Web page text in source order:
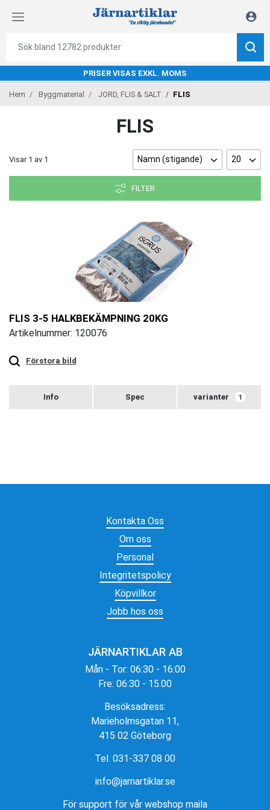
PRISER VISAS EXKL. MOMS
Hem Byggmaterial JORD, FLIS & SALT FLIS
FLIS
Visar 1 av 1 Namn (stigande) 20
FILTER
FLIS 3-5 HALKBEKÄMPNING 20KG
Artikelnummer: 120076
Förstora bild
zoom
varianter 1
Kontakta Oss
Om oss
Personal
Integritetspolicy
Köpvillkor
Jobb hos oss
JÄRNARTIKLAR AB
Mån - Tor: 06:30 - 16:00
Fre: 06:30 - 15.00
Besöksadress:
Marieholmsgatan 11,
415 02 Göteborg
Tel. 031-337 08 00
info@jarnartiklar.se
För support för vår webshop maila